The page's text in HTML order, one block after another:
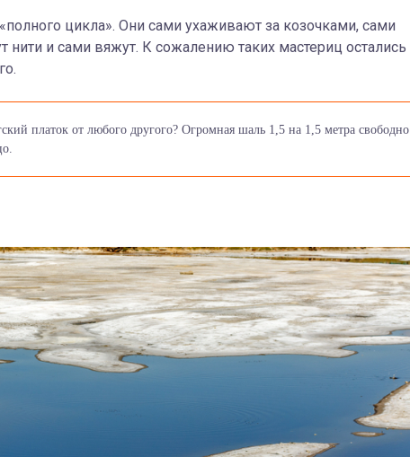
цикла». Они сами ухаживают за козочками, сами
и сами вяжут. К сожалению таких мастериц остались
платок от любого другого? Огромная шаль 1,5 на 1,5 метра свободно